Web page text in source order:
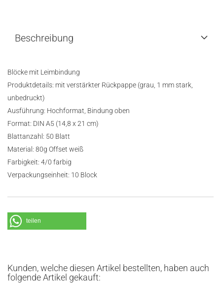
Beschreibung
Blöcke mit Leimbindung
Produktdetails: mit verstärkter Rückpappe (grau, 1 mm stark,
unbedruckt)
Ausführung: Hochformat, Bindung oben
Format: DIN A5 (14,8 x 21 cm)
Blattanzahl: 50 Blatt
Material: 80g Offset weiß
Farbigkeit: 4/0 farbig
Verpackungseinheit: 10 Block
teilen
Kunden, welche diesen Artikel bestellten, haben auch
folgende Artikel gekauft: